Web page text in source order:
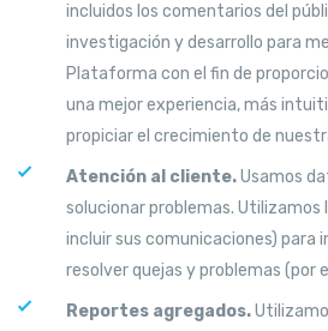
incluidos los comentarios del
investigación y desarrollo para
Plataforma con el fin de
una mejor experiencia, más
propiciar el crecimiento de
Atención al cliente.Usamos
solucionar problemas. Utilizamos
incluir sus comunicaciones) para
resolver quejas y problemas (por
Reportes agregados.